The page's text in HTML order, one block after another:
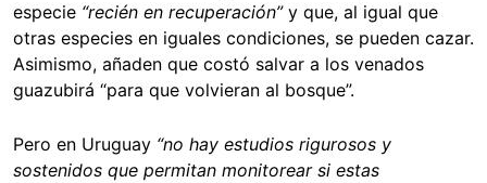
especie “recién en recuperación” y que, al igual que
otras especies en iguales condiciones, se pueden cazar.
Asimismo, añaden que costó salvar a los venados
guazubirá “para que volvieran al bosque”.
Pero en Uruguay “no hay estudios rigurosos y
sostenidos que permitan monitorear si estas